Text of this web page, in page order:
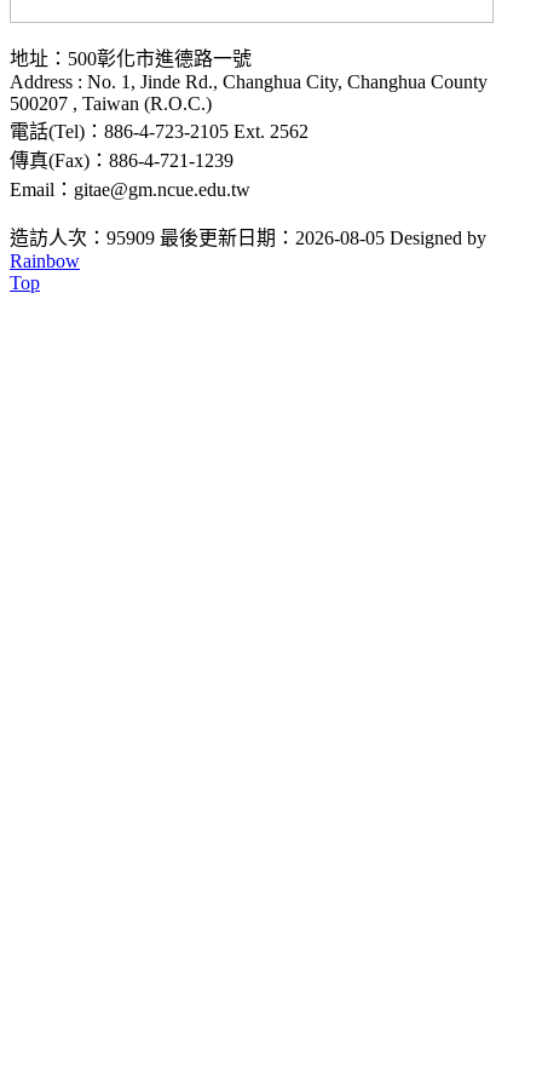
地址：500彰化市進德路一號
Address : No. 1, Jinde Rd., Changhua City, Changhua County
500207 , Taiwan (R.O.C.)
電話(Tel)：886-4-723-2105 Ext. 2562
傳真(Fax)：886-4-721-1239
Email：gitae@gm.ncue.edu.tw
造訪人次：95909 最後更新日期：2026-08-05 Designed by
Rainbow
Top